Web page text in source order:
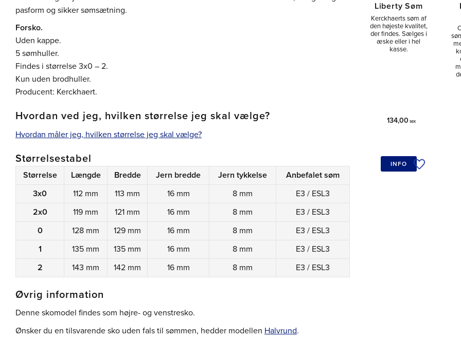
pasform og sikker sømsætning.
Forsko.
Uden kappe.
5 sømhuller.
Findes i størrelse 3x0 – 2.
Kun uden brodhuller.
Producent: Kerckhaert.
Hvordan ved jeg, hvilken størrelse jeg skal vælge?
Hvordan måler jeg, hvilken størrelse jeg skal vælge?
Størrelsestabel
Størrelse Længde Bredde Jern bredde Jern tykkelse
Anbefalet søm
3x0
112 mm 113 mm 16 mm 8 mm
E3 / ESL3
2x0
119 mm 121 mm 16 mm 8 mm
E3 / ESL3
0
128 mm 129 mm 16 mm 8 mm
E3 / ESL3
1
135 mm 135 mm 16 mm 8 mm
E3 / ESL3
2
143 mm 142 mm 16 mm 8 mm E3 / ESL3
Øvrig information
Denne skomodel findes som højre- og venstresko.
Ønsker du en tilsvarende sko uden fals til sømmen, hedder modellen Halvrund.
Liberty Søm
Kerckhaerts søm af
den højeste kvalitet,
der findes. Sælges i
æske eller i hel
kasse.
134,00 SEK
Tilføj til
INFO